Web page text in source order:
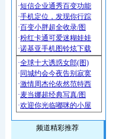
频道精彩推荐